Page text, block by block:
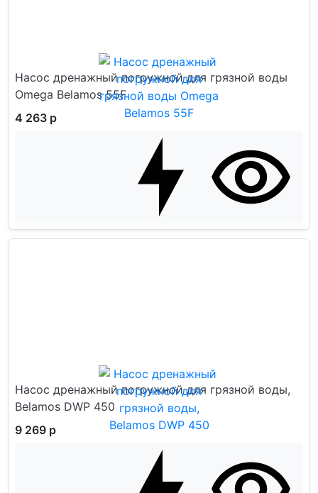
Насос дренажный погружной для грязной воды
Omega Belamos 55F
4 263 р
Насос дренажный погружной для грязной воды,
Belamos DWP 450
9 269 р